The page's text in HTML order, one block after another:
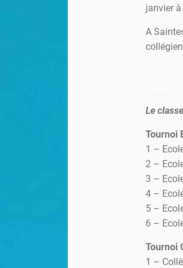
janvier
A
Le
Tournoi
1 –
2 –
3 –
4 –
5 –
6 –
Tournoi
1 –